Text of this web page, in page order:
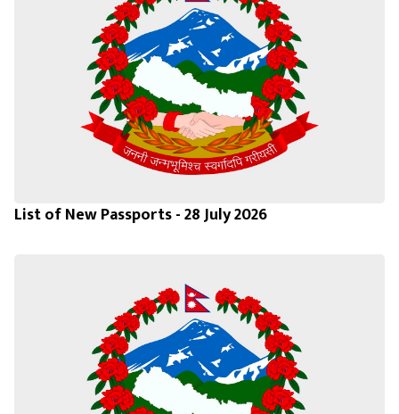
List of New Passports - 28 July 2026